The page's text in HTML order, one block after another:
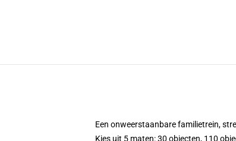
Een onweerstaanbare familietrein,
Kies uit 5 maten: 30 objecten, 110